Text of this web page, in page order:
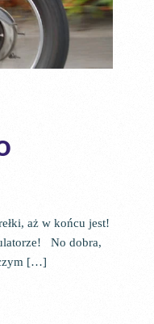
aż w końcu jest!
No dobra,
[…]